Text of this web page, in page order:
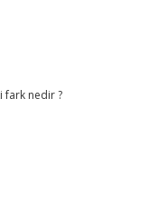
fark nedir ?